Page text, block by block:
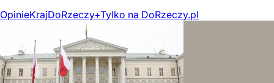
OpinieKrajDoRzeczy+Tylko na DoRzeczy.pl